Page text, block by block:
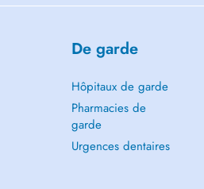
De garde
Hôpitaux de garde
Pharmacies de
garde
Urgences dentaires